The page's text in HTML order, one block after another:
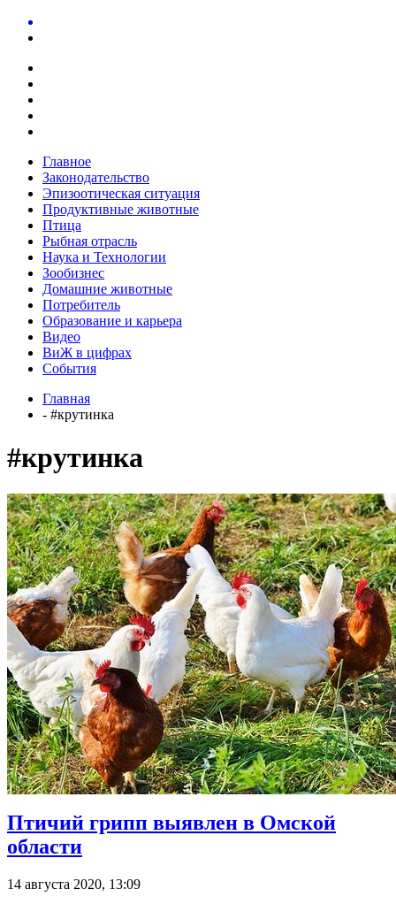
Главное
Законодательство
Эпизоотическая ситуация
Продуктивные животные
Птица
Рыбная отрасль
Наука и Технологии
Зообизнес
Домашние животные
Потребитель
Образование и карьера
Видео
ВиЖ в цифрах
События
Главная
- #крутинка
#крутинка
Птичий грипп выявлен в Омской
области
14 августа 2020, 13:09